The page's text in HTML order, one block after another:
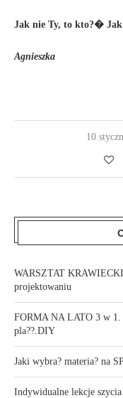
Jak nie Ty, to kto?�
Agnieszka
10
WARSZTAT
projektowaniu
FORMA NA LATO 3 w
pla??.DIY
Jaki wybra? materia? na
Indywidualne lekcje